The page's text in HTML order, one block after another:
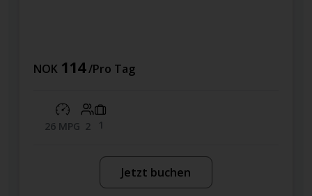
NOK 114/Pro Tag
26 MPG 2 1
Jetzt buchen